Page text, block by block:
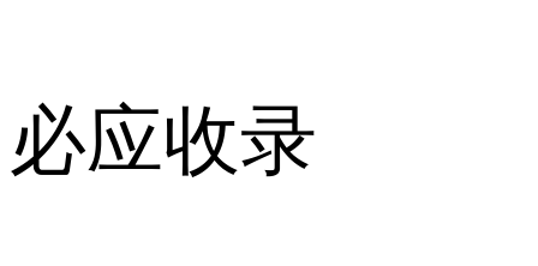
必应收录